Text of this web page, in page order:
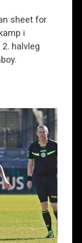
sheet for
i
halvleg